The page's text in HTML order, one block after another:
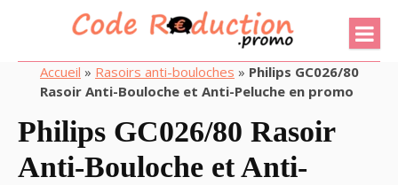
Accueil » Rasoirs anti-bouloches » Philips GC026/80
Rasoir Anti-Bouloche et Anti-Peluche en promo
Philips GC026/80 Rasoir
Anti-Bouloche et Anti-